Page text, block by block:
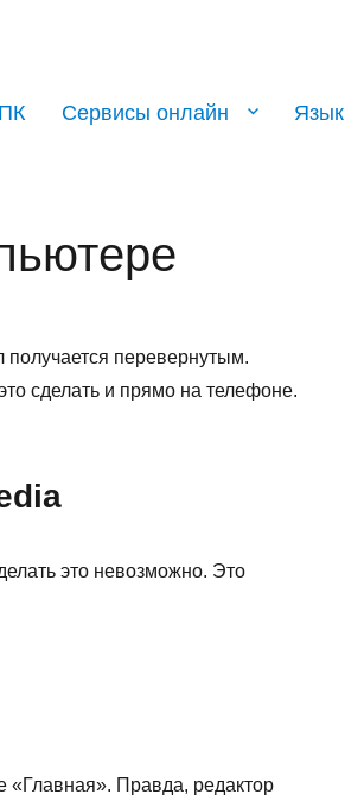
ПК Сервисы онлайн Язык
перевернутым.
сделать и прямо на телефоне.
это невозможно. Это
«Главная». Правда, редактор